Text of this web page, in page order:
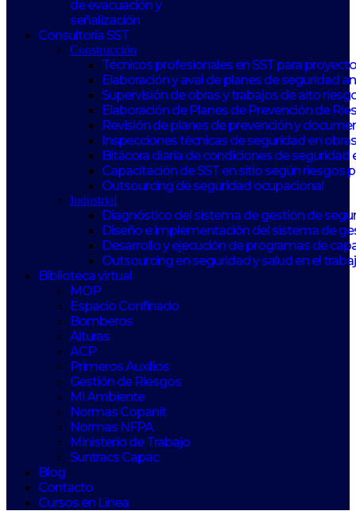
de evacuación y
señalización
Consultoría SST
Construcción
Técnicos profesionales en SST para
Elaboración y aval de planes de seguridad
Supervisión de obras y trabajos de alto
Elaboración de Planes de Prevención de
Revisión de planes de prevención y
Inspecciones técnicas de seguridad en
Bitácora diaria de condiciones de seguridad
Capacitación de SST en sitio según riesgos
Outsourcing de seguridad ocupacional
Industrial
Diagnóstico del sistema de gestión de
Diseño e implementación del sistema de
Desarrollo y ejecución de programas de
Outsourcing en seguridad y salud en el
Biblioteca virtual
MOP
Espacio Confinado
Bomberos
Alturas
ACP
Primeros Auxilios
Gestión de Riesgos
Mi Ambiente
Normas Copanit
Normas NFPA
Ministerio de Trabajo
Suntracs Capac
Blog
Contacto
Cursos en Línea